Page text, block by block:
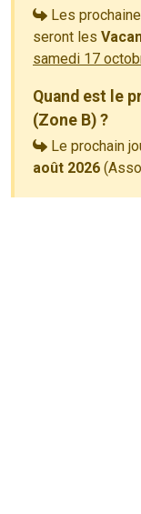
Les
seront les
samedi 17
Quand est le
(Zone B) ?
Le prochain
août 2026